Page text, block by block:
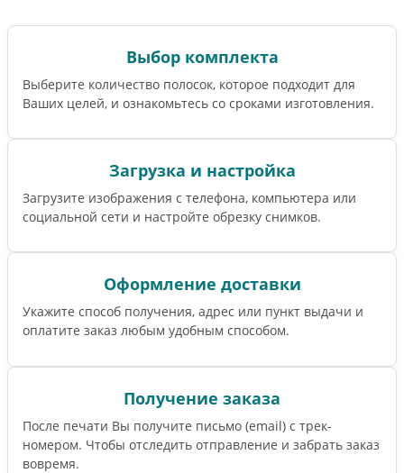
Выбор комплекта
Выберите количество полосок, которое подходит для
Ваших целей, и ознакомьтесь со сроками изготовления.
Загрузка и настройка
Загрузите изображения с телефона, компьютера или
социальной сети и настройте обрезку снимков.
Оформление доставки
Укажите способ получения, адрес или пункт выдачи и
оплатите заказ любым удобным способом.
Получение заказа
После печати Вы получите письмо (email) c трек-
номером. Чтобы отследить отправление и забрать заказ
вовремя.